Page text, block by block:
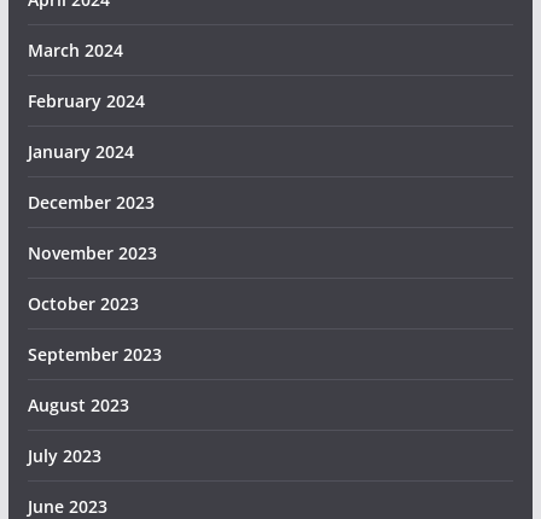
March 2024
February 2024
January 2024
December 2023
November 2023
October 2023
September 2023
August 2023
July 2023
June 2023